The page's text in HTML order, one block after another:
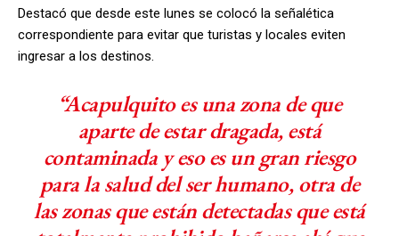
Destacó que desde este lunes se colocó la señalética
correspondiente para evitar que turistas y locales eviten
ingresar a los destinos.
“Acapulquito es una zona de que
aparte de estar dragada, está
contaminada y eso es un gran riesgo
para la salud del ser humano, otra de
las zonas que están detectadas que está